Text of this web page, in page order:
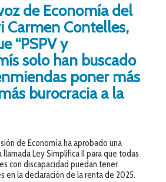
de Economía del
Carmen Contelles,
“PSPV y
solo han buscado
poner más
burocracia a la
de Economía ha aprobado una
llamada Ley Simplifica II para que todas
con discapacidad puedan tener
en la declaración de la renta de 2025.